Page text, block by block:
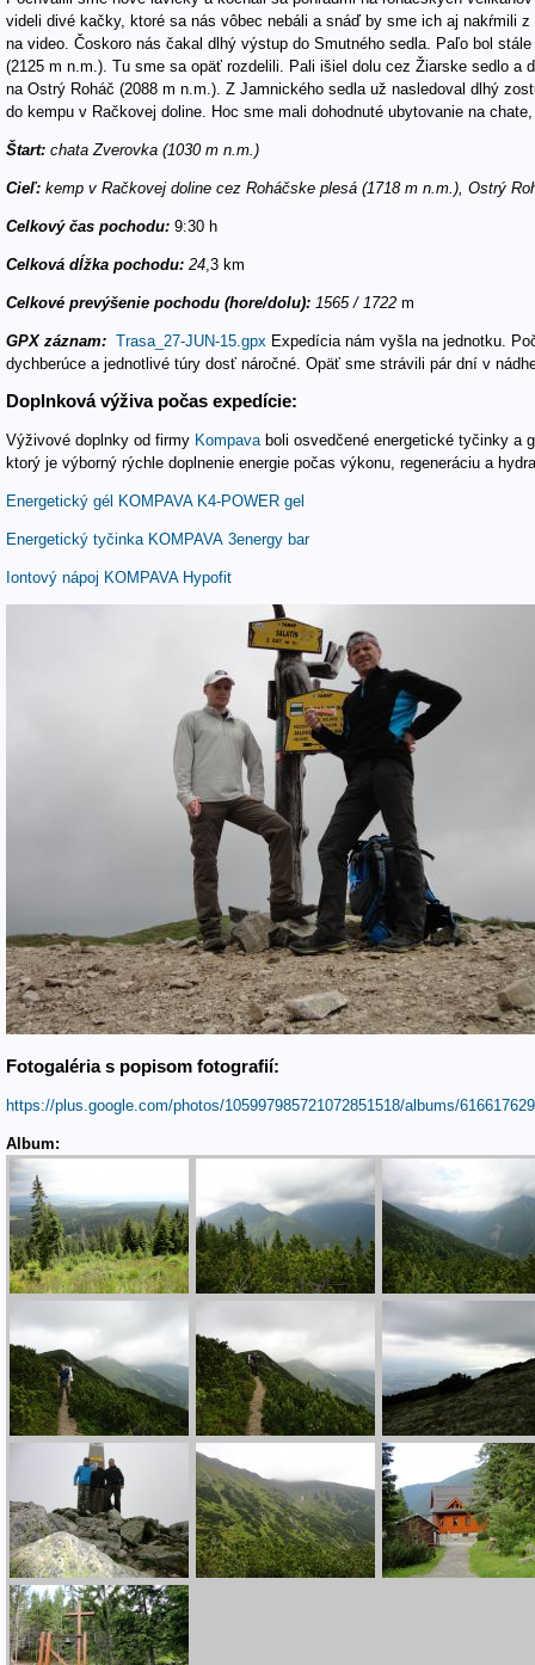
videli divé kačky, ktoré sa nás vôbec nebáli a snáď by sme ich aj nakŕmili
na video. Čoskoro nás čakal dlhý výstup do Smutného sedla. Paľo bol
(2125 m n.m.). Tu sme sa opäť rozdelili. Pali išiel dolu cez Žiarske sedlo a
na Ostrý Roháč (2088 m n.m.). Z Jamnického sedla už nasledoval dlhý
do kempu v Račkovej doline. Hoc sme mali dohodnuté ubytovanie na
Štart: chata Zverovka (1030 m n.m.)
Cieľ: kemp v Račkovej doline cez Roháčske plesá (1718 m n.m.), Ostrý
Celkový čas pochodu: 9:30 h
Celková dĺžka pochodu: 24,3 km
Celkové prevýšenie pochodu (hore/dolu): 1565 / 1722 m
GPX záznam: Trasa_27-JUN-15.gpx Expedícia nám vyšla na jednotku.
dychberúce a jednotlivé túry dosť náročné. Opäť sme strávili pár dní v
Doplnková výživa počas expedície:
Výživové doplnky od firmy Kompavaboli osvedčené energetické tyčinky a
ktorý je výborný rýchle doplnenie energie počas výkonu, regeneráciu a
Energetický gél KOMPAVA K4-POWER gel
Energetický tyčinka KOMPAVA 3energy bar
Iontový nápoj KOMPAVA Hypofit
Fotogaléria s popisom fotografií:
https://plus.google.com/photos/105997985721072851518/albums/
Album: